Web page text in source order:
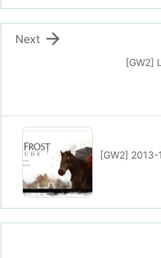
[GW2]

Next
[GW2] 2013-